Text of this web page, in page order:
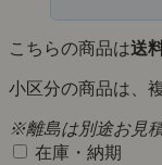
こちらの商品は送
小区分の商品は、
※離島は別途お見
在庫・納期